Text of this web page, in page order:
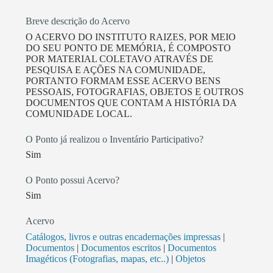
básicos e de fomento à geração de emprego, trabalho
e renda. Neste percurso, ações coletivas, sociais,
culturais e esportivas sempre foram realizadas em
prol de mobilizar e atender as comunidades e o
cenário mais amplo como a sociedade capixaba,
através do trabalho desenvolvido em prol do samba
capixaba. Ao longo de sua existência o Instituto
Raízes foi se tornando referência em pesquisa,
articulação e desenvolvimento de projetos
socioculturais, educativos, esportivos comunitário e
de promoção dos direitos humanos, onde atua no
Conselho Municipal de Juventude de Vitória (2017) e
tendo recebido o Prêmio Estadual de Direitos
Conselho Estadual dos Direitos Humanos do Espírito
Santo em 2019, além de participar do Conselho
Estadual de Promoção da Igualdade Racial (2021),
Conselho Estadual da Cultura (2020), Conselho
Breve descrição do Acervo
O ACERVO DO INSTITUTO RAIZES, POR MEIO
DO SEU PONTO DE MEMÓRIA, É COMPOSTO
POR MATERIAL COLETAVO ATRAVÉS DE
PESQUISA E AÇÕES NA COMUNIDADE,
PORTANTO FORMAM ESSE ACERVO BENS
PESSOAIS, FOTOGRAFIAS, OBJETOS E OUTROS
DOCUMENTOS QUE CONTAM A HISTÓRIA DA
COMUNIDADE LOCAL.
O Ponto já realizou o Inventário Participativo?
Sim
O Ponto possui Acervo?
Sim
Acervo
Catálogos, livros e outras encadernações impressas |
Documentos | Documentos escritos | Documentos
Imagéticos (Fotografias, mapas, etc..) | Objetos